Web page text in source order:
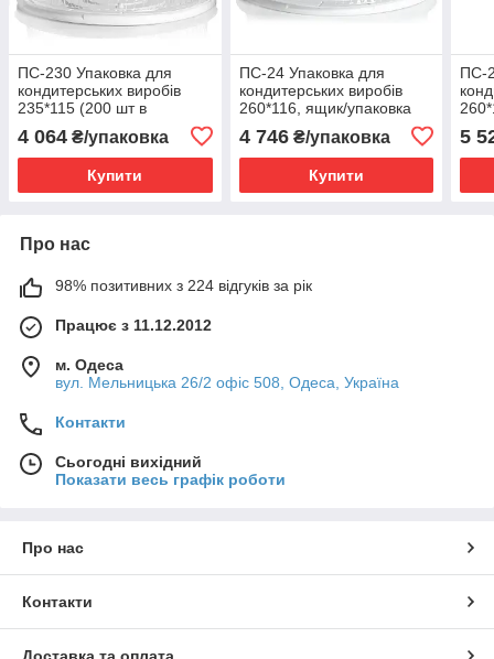
ПС-230 Упаковка для
кондитерських виробів
235*115 (200 шт в
4 064 ₴/упаковка
Купити
ПС-24 Упаковка для
кондитерських виробів
260*116, ящик/упаковка
4 746₴/упаковка
Купити
ПС-
5
Про нас
98% позитивних з 224 відгуків за рік
Працює з 11.12.2012
м. Одеса
вул. Мельницька 26/2 офіс 508, Одеса, Україна
Контакти
Сьогодні вихідний
Показати весь графік роботи
Про нас
Контакти